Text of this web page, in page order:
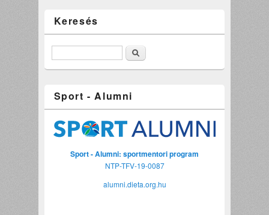
Keresés
Keresés
Sport - Alumni
Sport - Alumni: sportmentori program
NTP-TFV-19-0087
alumni.dieta.org.hu